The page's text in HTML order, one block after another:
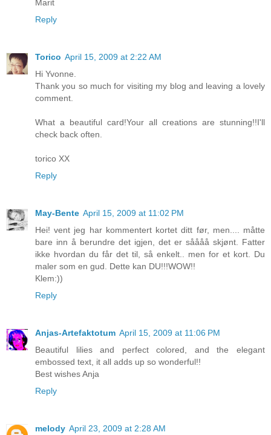
Marit
Reply
Torico April 15, 2009 at 2:22 AM
Hi Yvonne.
Thank you so much for visiting my blog and leaving a lovely
comment.
What a beautiful card!Your all creations are stunning!!I'll
check back often.
torico XX
Reply
May-Bente April 15, 2009 at 11:02 PM
Hei! vent jeg har kommentert kortet ditt før, men.... måtte
bare inn å berundre det igjen, det er såååå skjønt. Fatter
ikke hvordan du får det til, så enkelt.. men for et kort. Du
maler som en gud. Dette kan DU!!!WOW!!
Klem:))
Reply
Anjas-Artefaktotum April 15, 2009 at 11:06 PM
Beautiful lilies and perfect colored, and the elegant
embossed text, it all adds up so wonderful!!
Best wishes Anja
Reply
melody April 23, 2009 at 2:28 AM